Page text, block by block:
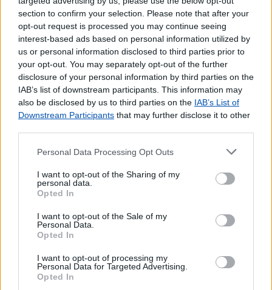
section to confirm your selection. Please note that after your
opt-out request is processed you may continue seeing
interest-based ads based on personal information utilized by
us or personal information disclosed to third parties prior to
your opt-out. You may separately opt-out of the further
disclosure of your personal information by third parties on the
IAB’s list of downstream participants. This information may
also be disclosed by us to third parties on the IAB’s List of
Downstream Participants that may further disclose it to other
Personal Data Processing Opt Outs
I want to opt-out of the Sharing of my
personal data.
Opted In
I want to opt-out of the Sale of my
Personal Data.
Opted In
I want to opt-out of processing my
Personal Data for Targeted Advertising.
Opted In
Pagamento de Impostos
Pagamento de Portagens
Pagamento de Vales
Outros Serviços
Bilhetes para Espetáculos
Carregamento de Telemóveis